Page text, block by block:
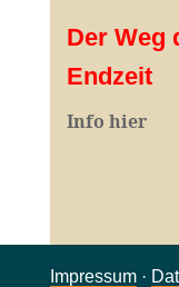
Der Weg
Endzeit
Info hier
Impressum·